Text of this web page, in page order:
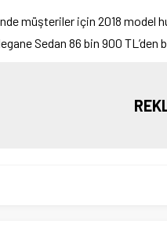
müşteriler için 2018 model
Sedan 86 bin 900